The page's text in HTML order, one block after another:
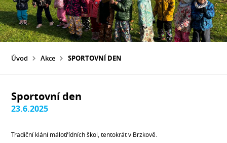
Úvod Akce SPORTOVNÍ DEN
Sportovní den
23.6.2025
Tradiční klání málotřídních škol, tentokrát v Brzkově.